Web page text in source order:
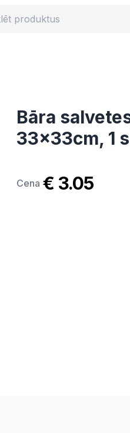
Bāra
33x33cm, 1
Cena € 3.05